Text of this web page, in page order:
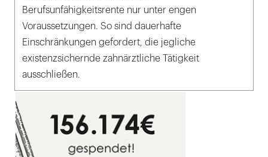
Berufsunfähigkeitsrente nur unter engen
Voraussetzungen. So sind dauerhafte
Einschränkungen gefordert, die jegliche
existenzsichernde zahnärztliche Tätigkeit
ausschließen.